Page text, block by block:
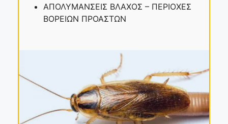
ΑΠΟΛΥΜΑΝΣΕΙΣ ΒΛΑΧΟΣ – ΠΕΡΙΟΧΕΣ
ΒΟΡΕΙΩΝ ΠΡΟΑΣΤΩΝ